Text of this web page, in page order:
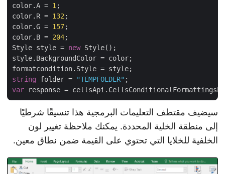
color.A = 1
color.R = 132
color.G = 157
color.B = 204
Style style = new Style();
style.BackgroundColor = color;
string folder = "TEMPFOLDER"
var
سيضيف مقتطف التعليمات البرمجية هذا تنسيقًا شرطيًا
إلى منطقة الخلية المحددة. يمكنك ملاحظة تغيير لون
الخلفية للخلايا التي تحتوي على القيمة ضمن نطاق معين.